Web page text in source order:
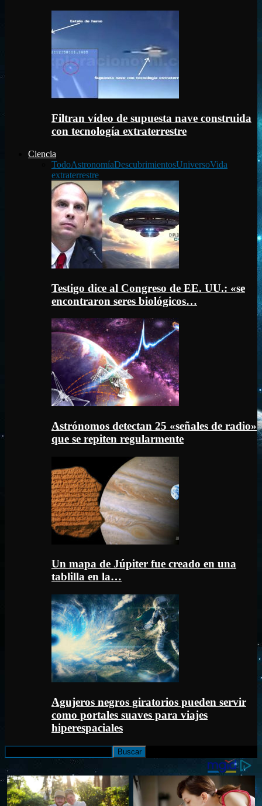
Filtran vídeo de supuesta nave construida
con tecnología extraterrestre
Ciencia
TodoAstronomíaDescubrimientosUniversoVida
extraterrestre
Testigo dice al Congreso de EE. UU.: «se
encontraron seres biológicos…
Astrónomos detectan 25 «señales de radio»
que se repiten regularmente
Un mapa de Júpiter fue creado en una
tablilla en la…
Agujeros negros giratorios pueden servir
como portales suaves para viajes
hiperespaciales